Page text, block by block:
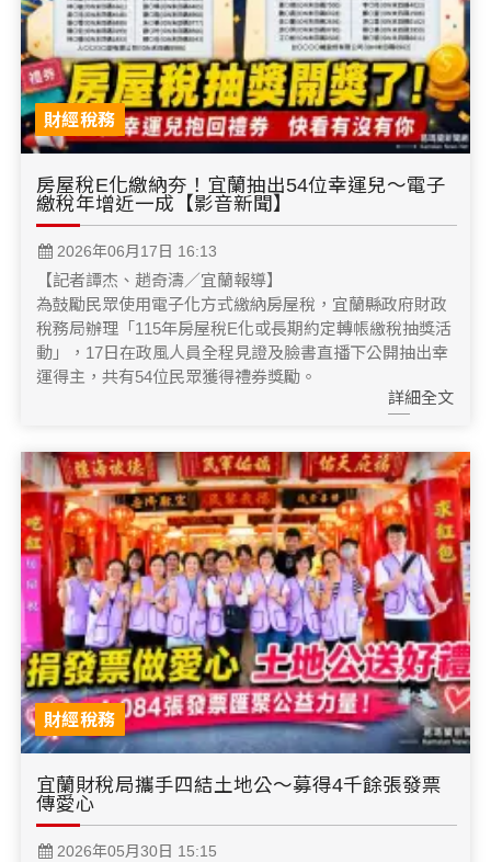
財經稅務
房屋稅E化繳納夯！宜蘭抽出54位幸運兒～電子
繳稅年增近一成【影音新聞】
2026年06月17日 16:13
【記者譚杰、趙奇濤／宜蘭報導】
為鼓勵民眾使用電子化方式繳納房屋稅，宜蘭縣政府財政
稅務局辦理「115年房屋稅E化或長期約定轉帳繳稅抽獎活
動」，17日在政風人員全程見證及臉書直播下公開抽出幸
運得主，共有54位民眾獲得禮券獎勵。
詳細全文
財經稅務
宜蘭財稅局攜手四結土地公～募得4千餘張發票
傳愛心
2026年05月30日 15:15